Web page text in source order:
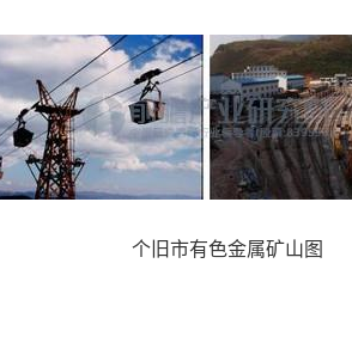
个旧市有色金属矿山图